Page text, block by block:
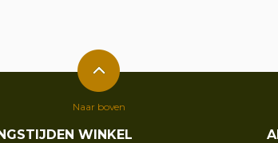
WINKEL
Naar boven